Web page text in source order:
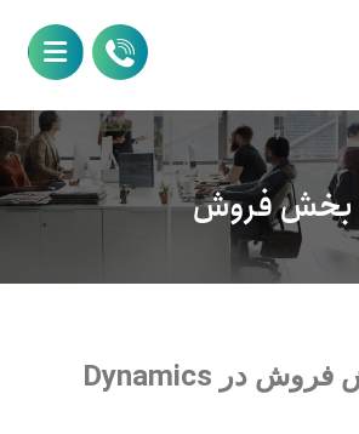
بخش فروش
اهمیت بخش فروش در Dynamics